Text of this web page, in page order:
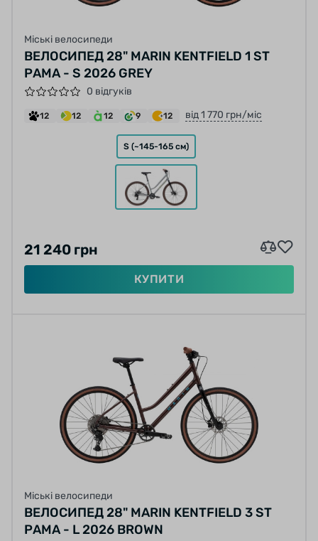
Міські велосипеди
ВЕЛОСИПЕД 28" MARIN KENTFIELD 1 ST
РАМА - S 2026 GREY
0 відгуків
12 12 12 9 12 від 1 770 грн/міс
S (~145-165 см)
21 240 грн
КУПИТИ
Міські велосипеди
ВЕЛОСИПЕД 28" MARIN KENTFIELD 3 ST
РАМА - L 2026 BROWN